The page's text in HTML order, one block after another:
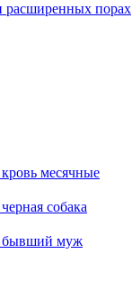
расширенных порах
месячные
собака
бывший муж